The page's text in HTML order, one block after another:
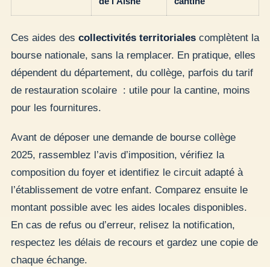
Ces aides des collectivités territoriales complètent la
bourse nationale, sans la remplacer. En pratique, elles
dépendent du département, du collège, parfois du tarif
de restauration scolaire : utile pour la cantine, moins
pour les fournitures.
Avant de déposer une demande de bourse collège
2025, rassemblez l’avis d’imposition, vérifiez la
composition du foyer et identifiez le circuit adapté à
l’établissement de votre enfant. Comparez ensuite le
montant possible avec les aides locales disponibles.
En cas de refus ou d’erreur, relisez la notification,
respectez les délais de recours et gardez une copie de
chaque échange.